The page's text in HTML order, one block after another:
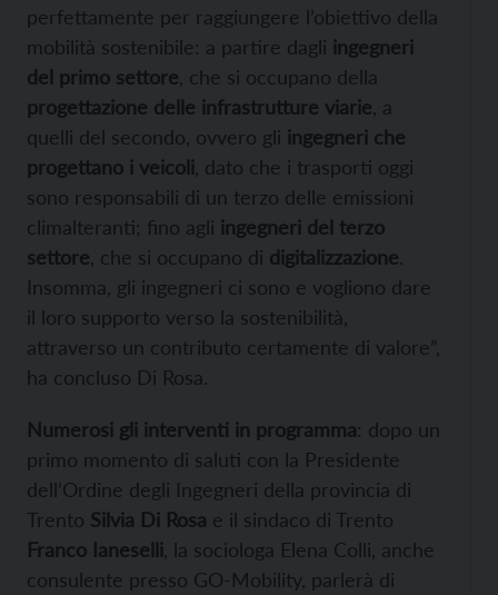
perfettamente per raggiungere l’obiettivo della
mobilità sostenibile: a partire dagli ingegneri
del primo settore , che si occupano della
progettazione delle infrastrutture viarie , a
quelli del secondo, ovvero gli ingegneri che
progettano i veicoli , dato che i trasporti oggi
sono responsabili di un terzo delle emissioni
climalteranti; fino agli ingegneri del terzo
settore , che si occupano di digitalizzazione.
Insomma, gli ingegneri ci sono e vogliono dare
il loro supporto verso la sostenibilità,
attraverso un contributo certamente di valore”,
ha concluso Di Rosa.
Numerosi gli interventi in programma: dopo un
primo momento di saluti con la Presidente
dell’Ordine degli Ingegneri della provincia di
Trento Silvia Di Rosa e il sindaco di Trento
Franco Ianeselli , la sociologa Elena Colli, anche
consulente presso GO-Mobility, parlerà di